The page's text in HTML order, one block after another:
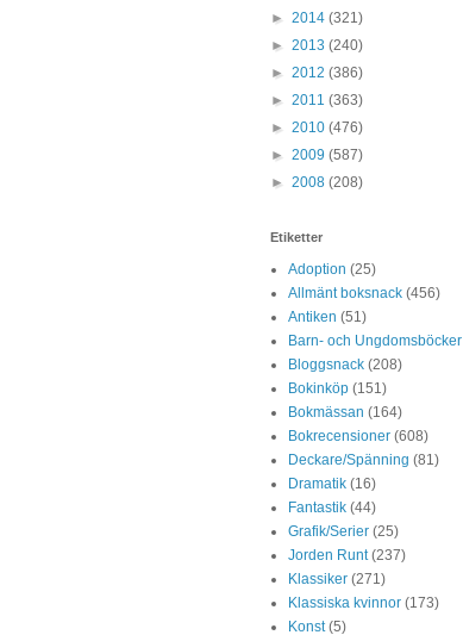
► 2014 (321)
► 2013 (240)
► 2012 (386)
► 2011 (363)
► 2010 (476)
► 2009 (587)
► 2008 (208)
Etiketter
Adoption (25)
Allmänt boksnack (456)
Antiken (51)
Barn- och Ungdomsböcker
Bloggsnack (208)
Bokinköp (151)
Bokmässan (164)
Bokrecensioner (608)
Deckare/Spänning (81)
Dramatik (16)
Fantastik (44)
Grafik/Serier (25)
Jorden Runt (237)
Klassiker (271)
Klassiska kvinnor (173)
Konst (5)